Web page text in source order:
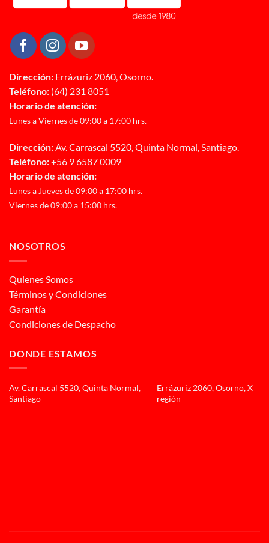
Dirección: Errázuriz 2060, Osorno.
Teléfono: (64) 231 8051
Horario de atención:
Lunes a Viernes de 09:00 a 17:00 hrs.
Dirección: Av. Carrascal 5520, Quinta Normal, Santiago.
Teléfono:+56 9 6587 0009
Horario de atención:
Lunes a Jueves de 09:00 a 17:00 hrs.
Viernes de 09:00 a 15:00 hrs.
NOSOTROS
Quienes Somos
Términos y Condiciones
Garantía
Condiciones de Despacho
DONDE ESTAMOS
Av. Carrascal 5520, Quinta Normal,
Santiago
Errázuriz 2060, Osorno, X
región